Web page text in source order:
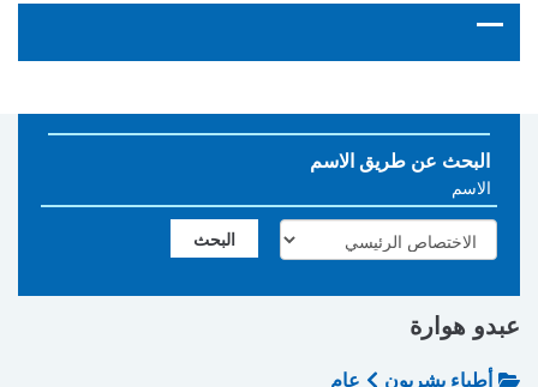
البحث عن طريق الاسم
عبدو هوارة
أطباء بشريون
عام